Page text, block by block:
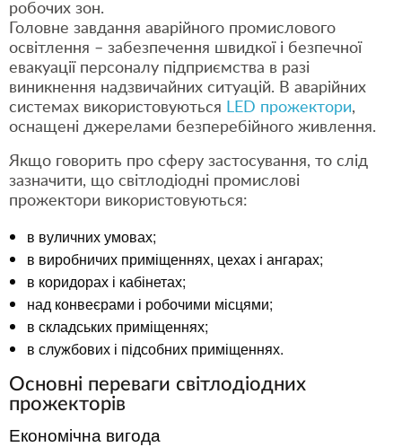
робочих зон.
Головне завдання аварійного промислового
освітлення – забезпечення швидкої і безпечної
евакуації персоналу підприємства в разі
виникнення надзвичайних ситуацій. В аварійних
системах використовуються LED прожектори,
оснащені джерелами безперебійного живлення.
Якщо говорить про сферу застосування, то слід
зазначити, що світлодіодні промислові
прожектори використовуються:
в вуличних умовах;
в виробничих приміщеннях, цехах і ангарах;
в коридорах і кабінетах;
над конвеєрами і робочими місцями;
в складських приміщеннях;
в службових і підсобних приміщеннях.
Основні переваги світлодіодних
прожекторів
Економічна вигода